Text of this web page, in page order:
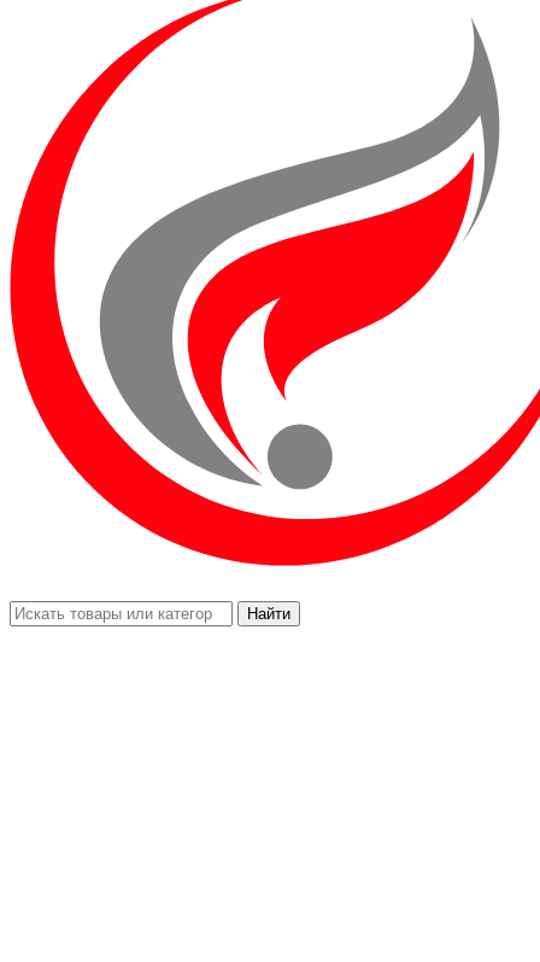
Найти